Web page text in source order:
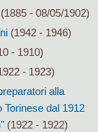
(1885 - 08/05/1902)
(1942 - 1946)
- 1910)
- 1923)
alla
Torinese dal 1912
(1922 - 1922)